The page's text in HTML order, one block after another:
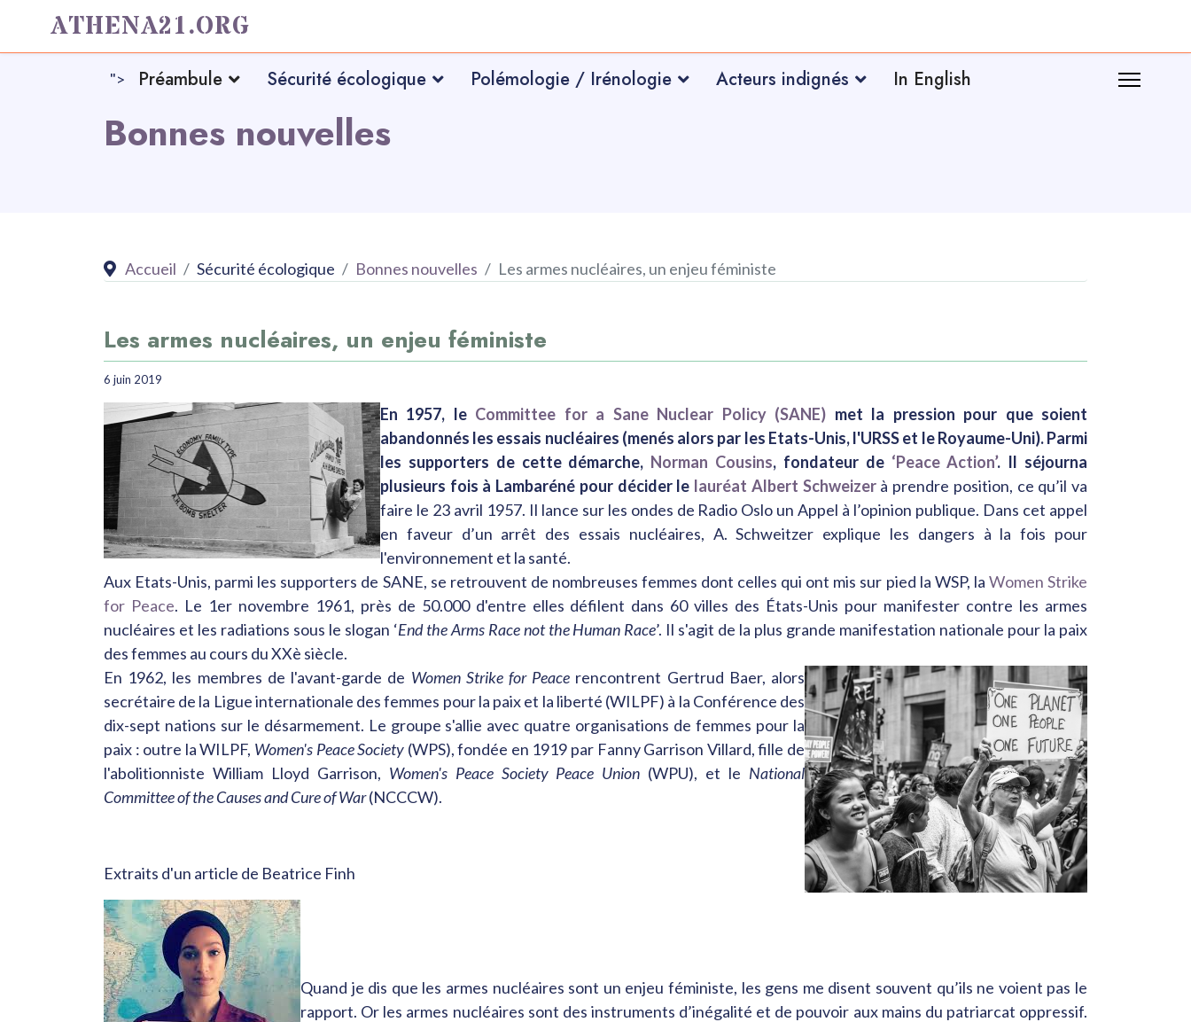
ATHENA21.ORG
"> Préambule Sécurité écologique Polémologie / Irénologie Acteurs indignés In English
Bonnes nouvelles
Accueil Sécurité écologique Bonnes nouvelles Les armes nucléaires, un enjeu féministe
Les armes nucléaires, un enjeu féministe
6 juin 2019
En 1957, le Committee for a Sane Nuclear Policy (SANE) met la pression pour que soient
abandonnés les essais nucléaires (menés alors par les Etats-Unis, l'URSS et le Royaume-Uni). Parmi
les supporters de cette démarche, Norman Cousins, fondateur de ‘Peace Action’. Il séjourna
plusieurs fois à Lambaréné pour décider le lauréat Albert Schweizer à prendre position, ce qu’il va
faire le 23 avril 1957. Il lance sur les ondes de Radio Oslo un Appel à l’opinion publique. Dans cet appel
en faveur d’un arrêt des essais nucléaires, A. Schweitzer explique les dangers à la fois pour
l'environnement et la santé.
Aux Etats-Unis, parmi les supporters de SANE, se retrouvent de nombreuses femmes dont celles qui ont mis sur pied la WSP, la Women Strike
for Peace. Le 1er novembre 1961, près de 50.000 d'entre elles défilent dans 60 villes des États-Unis pour manifester contre les armes
nucléaires et les radiations sous le slogan ‘End the Arms Race not the Human Race’. Il s'agit de la plus grande manifestation nationale pour la paix
des femmes au cours du XXè siècle.
En 1962, les membres de l'avant-garde de Women Strike for Peace rencontrent Gertrud Baer, alors
secrétaire de la Ligue internationale des femmes pour la paix et la liberté (WILPF) à la Conférence des
dix-sept nations sur le désarmement. Le groupe s'allie avec quatre organisations de femmes pour la
paix : outre la WILPF, Women's Peace Society (WPS), fondée en 1919 par Fanny Garrison Villard, fille de
l'abolitionniste William Lloyd Garrison, Women's Peace Society Peace Union (WPU), et le National
Committee of the Causes and Cure of War(NCCCW).
Extraits d'un article de Beatrice Finh
Quand je dis que les armes nucléaires sont un enjeu féministe, les gens me disent souvent qu’ils ne voient pas le
rapport. Or les armes nucléaires sont des instruments d’inégalité et de pouvoir aux mains du patriarcat oppressif.